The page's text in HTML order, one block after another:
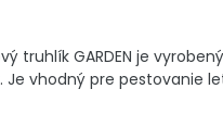
truhlík GARDEN je
vhodný pre pestovanie